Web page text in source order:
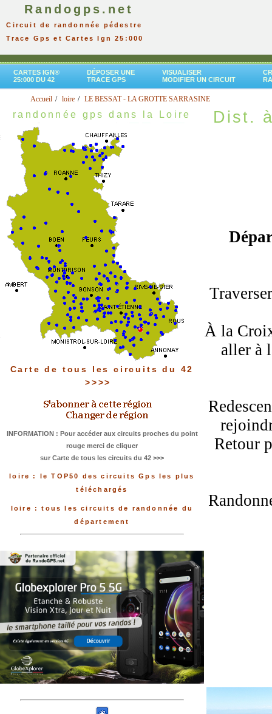
Randogps.net
Circuit de randonnée pédestre
Trace Gps et Cartes Ign 25:000
CARTES IGN®
25:000 DU 42
DÉPOSER UNE
TRACE GPS
VISUALISER
MODIFIER UN CIRCUIT
Accueil loire LE BESSAT - LA GROTTE SARRASINE
randonnée gps dans la Loire
Carte de tous les circuits du 42
>>>>
INFORMATION : Pour accéder aux circuits proches du point
rouge merci de cliquer
sur Carte de tous les circuits du 42 >>>
loire : le TOP50 des circuits Gps les plus
téléchargés
loire : tous les circuits de randonnée du
département
Dist.
À la
aller à
Retour